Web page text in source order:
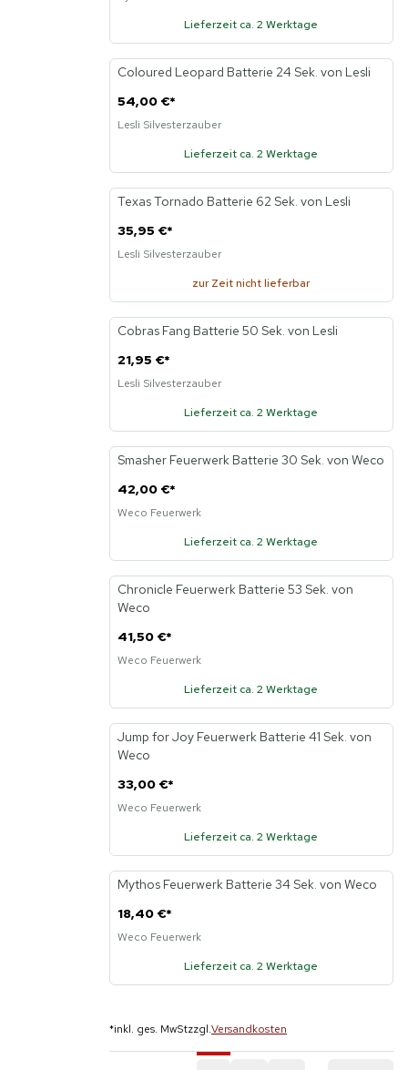
Lieferzeit ca. 2 Werktage
Coloured Leopard Batterie 24 Sek. von Lesli
54,00 €*
Lesli Silvesterzauber
Lieferzeit ca. 2 Werktage
Texas Tornado Batterie 62 Sek. von Lesli
35,95 €*
Lesli Silvesterzauber
zur Zeit nicht lieferbar
Cobras Fang Batterie 50 Sek. von Lesli
21,95 €*
Lesli Silvesterzauber
Lieferzeit ca. 2 Werktage
Smasher Feuerwerk Batterie 30 Sek. von Weco
42,00 €*
Weco Feuerwerk
Lieferzeit ca. 2 Werktage
Chronicle Feuerwerk Batterie 53 Sek. von
Weco
41,50 €*
Weco Feuerwerk
Lieferzeit ca. 2 Werktage
Jump for Joy Feuerwerk Batterie 41 Sek. von
Weco
33,00 €*
Weco Feuerwerk
Lieferzeit ca. 2 Werktage
Mythos Feuerwerk Batterie 34 Sek. von Weco
18,40 €*
Weco Feuerwerk
Lieferzeit ca. 2 Werktage
*inkl. ges. MwStzzgl.Versandkosten